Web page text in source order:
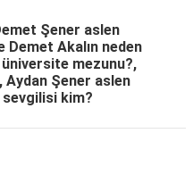
Şener aslen
Demet Akalın neden
üniversite mezunu?,
Şener aslen
kim?